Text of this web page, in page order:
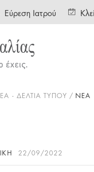
Εύρεση Ιατρού
- ΔΕΛΤΙΑ ΤΥΠΟΥ ΝΕΑ
22/09/2022